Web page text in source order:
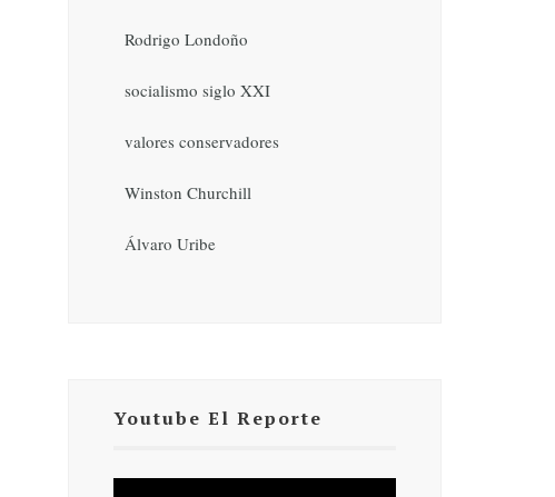
Rodrigo Londoño
socialismo siglo XXI
valores conservadores
Winston Churchill
Álvaro Uribe
Youtube El Reporte